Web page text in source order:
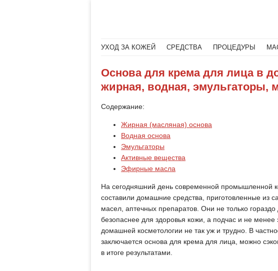
УХОД ЗА КОЖЕЙ СРЕДСТВА ПРОЦЕДУРЫ
Основа для крема для лица в
жирная, водная, эмульгаторы,
Содержание:
Жирная (масляная) основа
Водная основа
Эмульгаторы
Активные вещества
Эфирные масла
На сегодняшний день современной промышленной
составили домашние средства, приготовленные из
масел, аптечных препаратов. Они не только
безопаснее для здоровья кожи, а подчас и не
домашней косметологии не так уж и трудно. В
заключается основа для крема для лица, можно
в итоге результатами.